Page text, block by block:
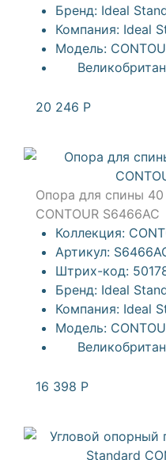
Бренд: Ideal
Компания: Ideal
Модель:
20 246 Р
Опора для спины
CONTOUR S6466AC
Коллекция:
Артикул:
Штрих-код:
Бренд: Ideal
Компания: Ideal
Модель:
16 398 Р